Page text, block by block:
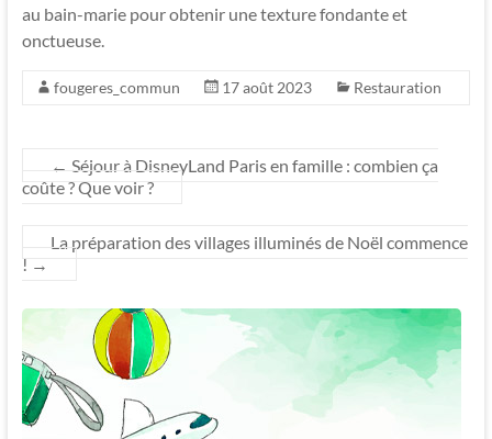
au bain-marie pour obtenir une texture fondante et
onctueuse.
fougeres_commun 17 août 2023 Restauration
← Séjour à DisneyLand Paris en famille : combien ça
coûte ? Que voir ?
La préparation des villages illuminés de Noël commence
! →